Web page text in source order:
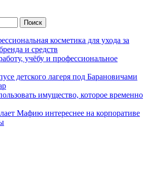
косметика для ухода за
и средств
учёбу и профессиональное
детского лагеря под Барановичами
имущество, которое временно
Мафию интереснее на корпоративе